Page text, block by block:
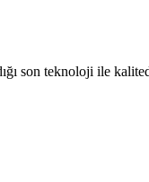
son teknoloji ile